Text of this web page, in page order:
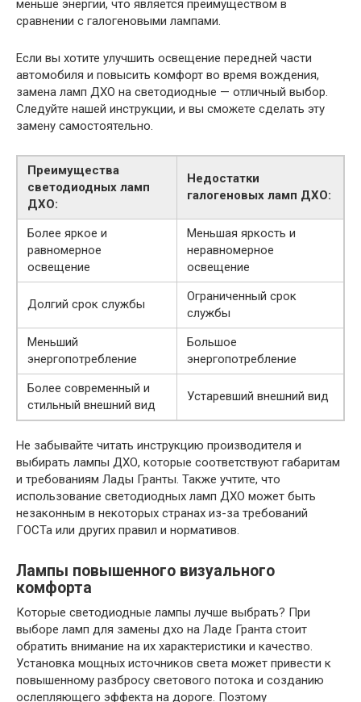
меньше энергии, что является преимуществом в
сравнении с галогеновыми лампами.
Если вы хотите улучшить освещение передней части
автомобиля и повысить комфорт во время вождения,
замена ламп ДХО на светодиодные — отличный выбор.
Следуйте нашей инструкции, и вы сможете сделать эту
замену самостоятельно.
Преимущества
светодиодных ламп
ДХО:
Недостатки
галогеновых ламп ДХО:
Более яркое и
равномерное
освещение
Меньшая яркость и
неравномерное
освещение
Долгий срок службы
Ограниченный срок
службы
Меньший
энергопотребление
Большое
энергопотребление
Более современный и
стильный внешний вид
Устаревший внешний вид
Не забывайте читать инструкцию производителя и
выбирать лампы ДХО, которые соответствуют габаритам
и требованиям Лады Гранты. Также учтите, что
использование светодиодных ламп ДХО может быть
незаконным в некоторых странах из-за требований
ГОСТа или других правил и нормативов.
Лампы повышенного визуального
комфорта
Которые светодиодные лампы лучше выбрать? При
выборе ламп для замены дхо на Ладе Гранта стоит
обратить внимание на их характеристики и качество.
Установка мощных источников света может привести к
повышенному разбросу светового потока и созданию
ослепляющего эффекта на дороге. Поэтому